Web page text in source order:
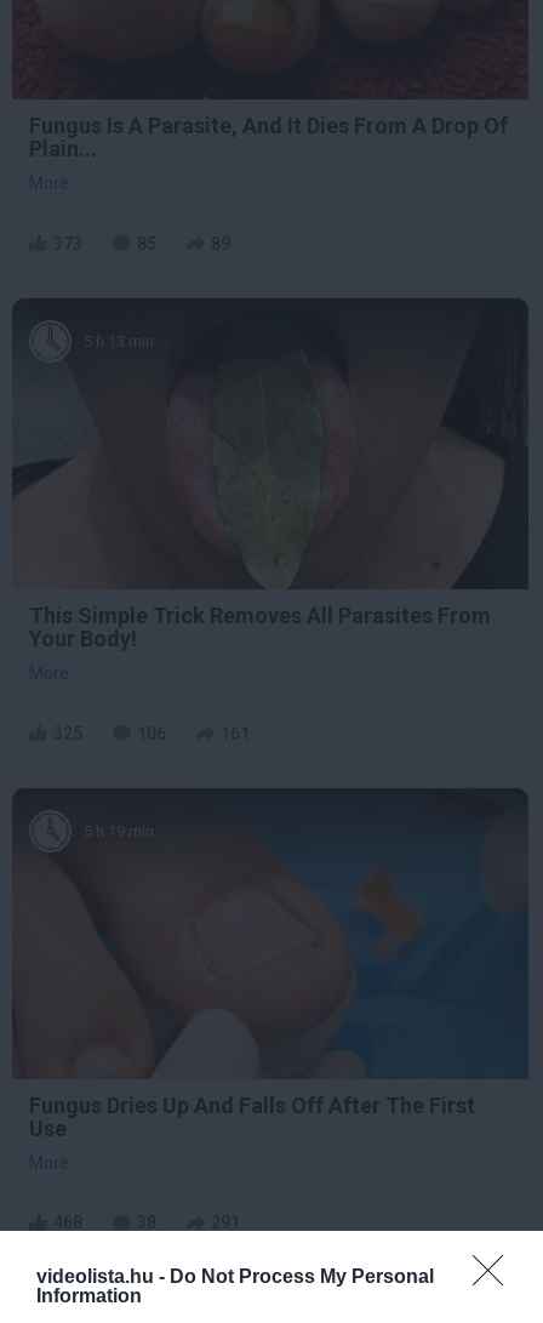
videolista.hu - Do Not Process My Personal
Information
Fungus Is A Parasite, And It Dies From A Drop Of
Plain...
More
5 h 13 min
This Simple Trick Removes All Parasites From
Your Body!
More
5 h 19 min
Fungus Dries Up And Falls Off After The First
Use
More